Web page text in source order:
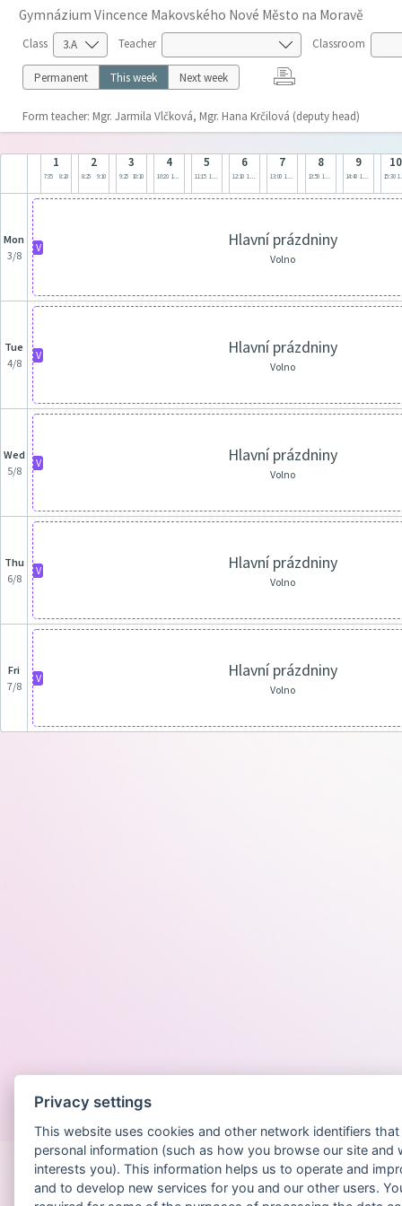
Gymnázium Vincence Makovského Nové Město na Moravě
Class Teacher Classroom
Permanent This week Next week
Form teacher: Mgr. Jarmila Vlčková, Mgr. Hana Krčilová (deputy head)
1
7:35 8:20
2
8:25 9:10
3
9:25 10:10
4
10:20 11:05
5
11:15 12:00
6
12:10 12:55
7
13:00 13:45
8
13:50 14:35
9
14:40 15:25
10
15:30
Mon
3/8
V Hlavní prázdniny
Volno
Tue
4/8
V Hlavní prázdniny
Volno
Wed
5/8
V Hlavní prázdniny
Volno
Thu
6/8
V Hlavní prázdniny
Volno
Fri
7/8
V Hlavní prázdniny
Volno
Privacy settings
This website uses cookies and other network identifiers
personal information (such as how you browse our site and
interests you). This information helps us to operate and
and to develop new services for you and our other users.